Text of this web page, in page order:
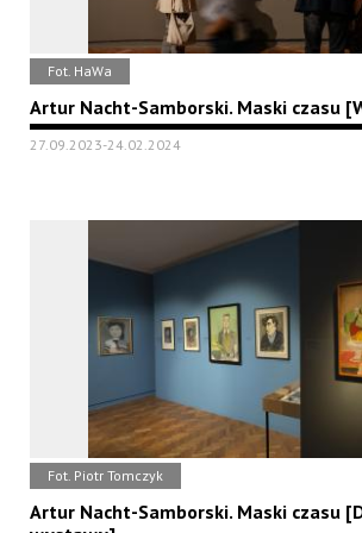
Fot. HaWa
Artur Nacht-Samborski. Maski czasu
27.09.2023-24.02.2024
Fot. Piotr Tomczyk
Artur Nacht-Samborski. Maski czasu